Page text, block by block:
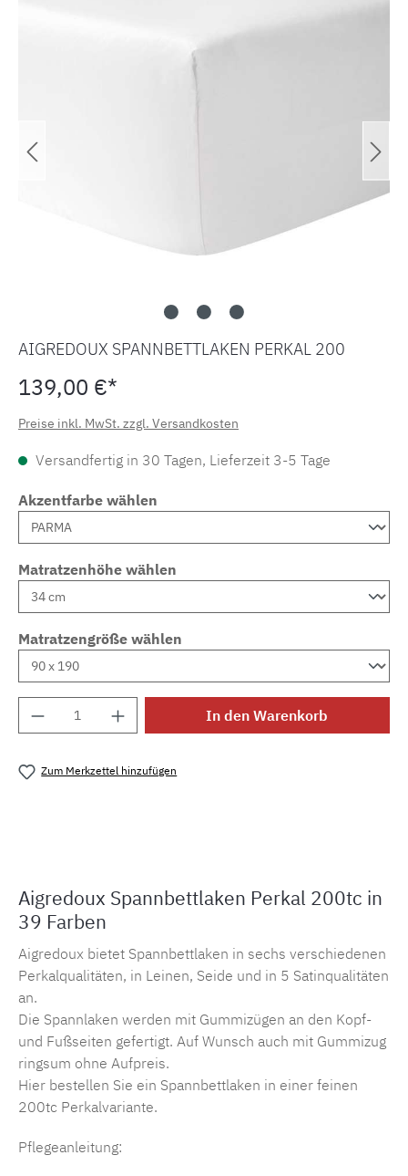
AIGREDOUX SPANNBETTLAKEN PERKAL 200
139,00 €*
Preise inkl. MwSt. zzgl. Versandkosten
Versandfertig in 30 Tagen, Lieferzeit 3-5 Tage
Akzentfarbe wählen
Matratzenhöhe wählen
Matratzengröße wählen
Produkt Anzahl: Gib den gewünschten
In den Warenkorb
Zum Merkzettel hinzufügen
Aigredoux Spannbettlaken Perkal 200tc in
39 Farben
Aigredoux bietet Spannbettlaken in sechs verschiedenen
Perkalqualitäten, in Leinen, Seide und in 5 Satinqualitäten
an.
Die Spannlaken werden mit Gummizügen an den Kopf-
und Fußseiten gefertigt. Auf Wunsch auch mit Gummizug
ringsum ohne Aufpreis.
Hier bestellen Sie ein Spannbettlaken in einer feinen
200tc Perkalvariante.
Pflegeanleitung: